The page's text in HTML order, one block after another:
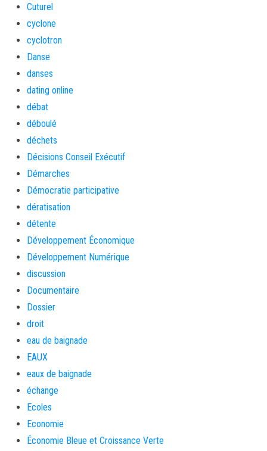
Cuturel
cyclone
cyclotron
Danse
danses
dating online
débat
déboulé
déchets
Décisions Conseil Exécutif
Démarches
Démocratie participative
dératisation
détente
Développement Économique
Développement Numérique
discussion
Documentaire
Dossier
droit
eau de baignade
EAUX
eaux de baignade
échange
Ecoles
Economie
Économie Bleue et Croissance Verte